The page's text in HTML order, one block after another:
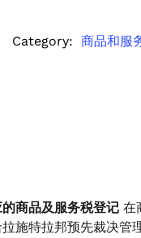
Category: 商品和服
商品及服务税登记 在
施特拉邦预先裁决管